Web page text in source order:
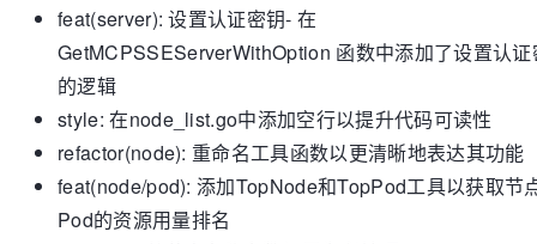
feat(server): 设置认证密钥- 在
GetMCPSSEServerWithOption 函数中添加了设置认证
的逻辑
style: 在node_list.go中添加空行以提升代码可读性
refactor(node): 重命名工具函数以更清晰地表达其功能
feat(node/pod): 添加TopNode和TopPod工具以获取节
Pod的资源用量排名